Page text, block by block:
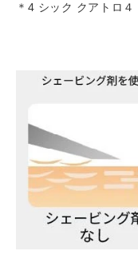
＊4 シック クアトロ